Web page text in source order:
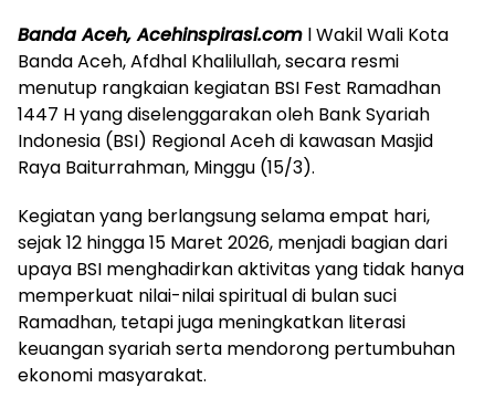
Banda Aceh, Acehinspirasi.com l Wakil Wali Kota
Banda Aceh, Afdhal Khalilullah, secara resmi
menutup rangkaian kegiatan BSI Fest Ramadhan
1447 H yang diselenggarakan oleh Bank Syariah
Indonesia (BSI) Regional Aceh di kawasan Masjid
Raya Baiturrahman, Minggu (15/3).
Kegiatan yang berlangsung selama empat hari,
sejak 12 hingga 15 Maret 2026, menjadi bagian dari
upaya BSI menghadirkan aktivitas yang tidak hanya
memperkuat nilai-nilai spiritual di bulan suci
Ramadhan, tetapi juga meningkatkan literasi
keuangan syariah serta mendorong pertumbuhan
ekonomi masyarakat.